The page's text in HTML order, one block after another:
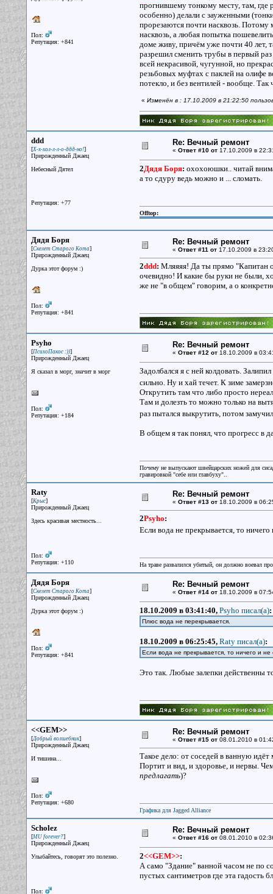
Пол:
Репутация: +841
прогнившему тонкому месту, там, где
особенно) делали с зауженными
прорезаются почти насквозь. Потому
насквозь, а любая попытка
доме живу, причём уже почти 40 лет,
разрешил сменить трубы в первый
всей некрасивой, чугунной, но
резьбовых муфтах с паклей на олифе
потекло, и без вентилей - вообще. Так
« Изменён в : 17.10.2009 в 21:22:50
ddd
[Х-х-хол-л-л-о-ддд-но!]
Прирожденный Джаец
Небесный Дятел
Репутация: +77
Re: Вечный ремонт
« Ответ #10 от17.10.2009 в
2Дядя Боря: охохоюшки.. читай
а то сдуру ведь можно и ... сломать.
Offtop:
Дядя Боря
[Скелет Старого Кота]
Прирожденный Джаец
Дурка этот форум :)
Пол:
Репутация: +841
Re: Вечный ремонт
« Ответ #11 от17.10.2009 в
2ddd: Мляяяя! Да ты прямо "Капитан
очевидно! И какие бы руки не были,
же не "в общем" говорим, а о
Psyho
[ПсихоПакос :))]
Прирожденный Джаец
Я сказал в морг, значит в морг
Пол:
Репутация: +184
Re: Вечный ремонт
« Ответ #12 от18.10.2009 в
Задолбался я с ней колдовать.
сильно. Ну и хай течет. К зиме
Открутить там что либо просто
Там и долезть то можно только на
раз пытался выкрутить, потом
В общем я так понял, что прогресс в
Почему не выпускают швейцарских ножей для
гравировкой "себе или главбуху"..
Raty
[Крыс]
Прирожденный Джаец
Здесь красивая местность...
Пол:
Репутация: +110
Re: Вечный ремонт
« Ответ #13 от18.10.2009 в
2Psyho:
Если вода не прекрывается, то
На траве развалился убитый, он должно воевал
Дядя Боря
[Скелет Старого Кота]
Прирожденный Джаец
Дурка этот форум :)
Пол:
Репутация: +841
Re: Вечный ремонт
« Ответ #14 от18.10.2009 в
18.10.2009 в 03:41:40, Psyho писал(a):
Плюс вода не перекрывается.
18.10.2009 в 06:25:45, Raty писал(a):
Если вода не прекрывается, то ничего и
Это так. Любые залепки действенны
<<GEM>>
[Добрый волшебник]
Прирожденный Джаец
И тишина...
Пол:
Репутация: +680
Re: Вечный ремонт
« Ответ #15 от08.01.2010 в
Такое дело: от соседей в ванную идёт
Портит и вид, и здоровье, и нервы.
предлагать)?
Графика для Jagged Alliance
Scholez
[MU forever?]
Прирожденный Джаец
Улыбайтесь, говорят это полезно.
Пол:
Re: Вечный ремонт
« Ответ #16 от08.01.2010 в
2<<GEM>>:
А само "Здание" ванной часом не по
пустых сантиметров где эта гадость